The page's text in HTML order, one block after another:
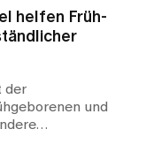
helfen Früh-
der
und